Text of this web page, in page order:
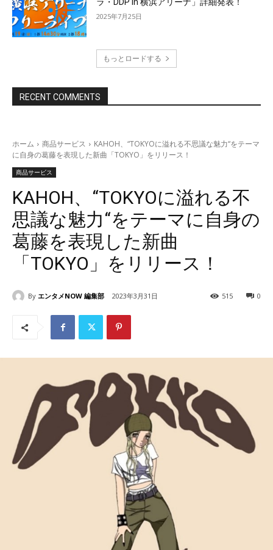
ラ・DDP In 横浜アリーナ」詳細発表！
2025年7月25日
もっとロードする
RECENT COMMENTS